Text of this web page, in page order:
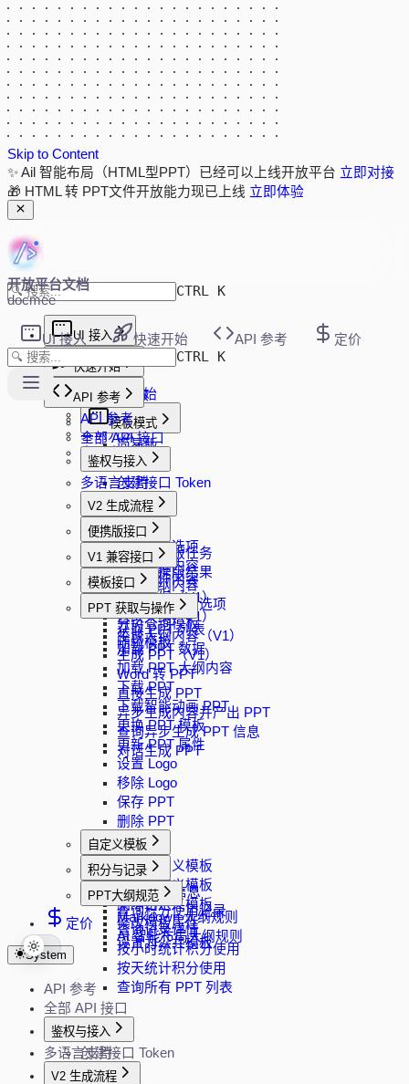
Skip to Content
✨ Ail 智能布局（HTML型PPT）已经可以上线开放平台 立即对接
🎁 HTML 转 PPT文件开放能力现已上线 立即体验
开放平台文档
docmee
UI 接入 快速开始 API 参考 定价
CTRL K
CTRL K
UI 接入
快速开始
初始化参数
事件回调
实例方法
多语言支持
快速开始
快速开始
模板模式
简易版
完整版
API 参考
API 参考
全部 API 接口
鉴权与接入
创建接口 Token
多语言支持
V2 生成流程
创建任务
获取生成选项
生成大纲内容
修改大纲内容
生成 PPT
便携版接口
创建便携版任务
查询便携版结果
V1 兼容接口
解析文件内容
生成大纲（V1）
修改大纲（V1）
生成大纲内容（V1）
生成 PPT（V1）
Word 转 PPT
直接生成 PPT
异步生成内容并产出 PPT
查询异步生成 PPT 信息
对话生成 PPT
模板接口
获取模板过滤选项
分页查询模板
随机模板
PPT 获取与操作
获取 PPT 列表
加载 PPT 数据
加载 PPT 大纲内容
下载 PPT
下载智能动画 PPT
更换 PPT 模板
更新 PPT 属性
设置 Logo
移除 Logo
保存 PPT
删除 PPT
自定义模板
上传自定义模板
下载自定义模板
删除自定义模板
修改模板属性
设置为公共模板
积分与记录
查询 API 信息
查询积分使用记录
查询记录详情
按小时统计积分使用
按天统计积分使用
查询所有 PPT 列表
PPT大纲规范
Markdown 大纲规则
AI 智能布局大纲规则
定价
System
API 参考
全部 API 接口
鉴权与接入
创建接口 Token
多语言支持
V2 生成流程